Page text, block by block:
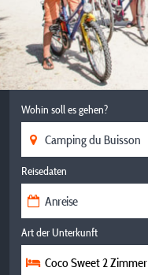
Wohin soll es gehen?
Reisedaten
Art der Unterkunft
Coco Sweet 2 Zimmer